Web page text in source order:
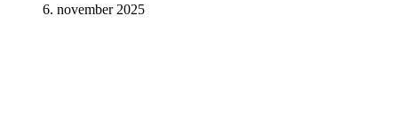
6. november 2025